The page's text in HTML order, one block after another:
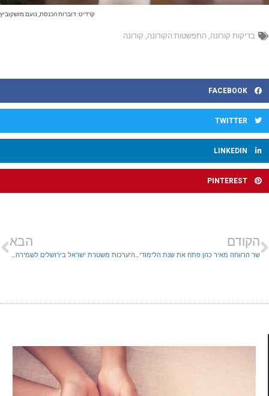
קרדיט: דוברות הכנסת, נועם מושקוביץ
בדיקות קורונה, התפשטות הקורונה, קורונה
FACEBOOK
TWITTER
LINKEDIN
PINTEREST
הקודם
שר הרווחה מאיר כהן פתח את שנת הלימודים בארגון שלוה
הבא
היערכות משטרת ישראל בירושלים לשמירה על הביטחון והסדר הציבורי לקראת תפילות "התרת נדרים" וה"סליחות" וליום כיפור תשפ"ב